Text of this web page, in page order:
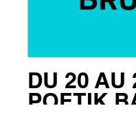
DU 20 AU
POETIK